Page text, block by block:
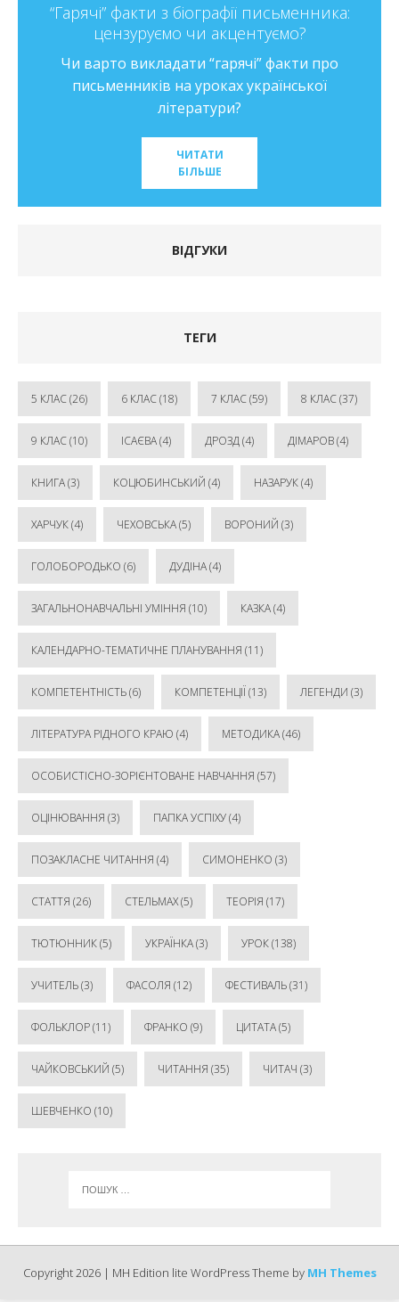
“Гарячі” факти з біографії письменника:
цензуруємо чи акцентуємо?
Чи варто викладати “гарячі” факти про
письменників на уроках української
літератури?
ЧИТАТИ
БІЛЬШЕ
ВІДГУКИ
ТЕГИ
5 КЛАС(26) 6 КЛАС(18) 7 КЛАС(59) 8 КЛАС(37)
9 КЛАС(10) ІСАЄВА(4) ДРОЗД(4) ДІМАРОВ(4)
КНИГА(3) КОЦЮБИНСЬКИЙ (4) НАЗАРУК(4)
ХАРЧУК(4) ЧЕХОВСЬКА(5) ВОРОНИЙ (3)
ГОЛОБОРОДЬКО (6) ДУДІНА(4)
ЗАГАЛЬНОНАВЧАЛЬНІ УМІННЯ (10) КАЗКА(4)
КАЛЕНДАРНО-ТЕМАТИЧНЕ ПЛАНУВАННЯ (11)
КОМПЕТЕНТНІСТЬ(6) КОМПЕТЕНЦІЇ (13) ЛЕГЕНДИ (3)
ЛІТЕРАТУРА РІДНОГО КРАЮ (4) МЕТОДИКА(46)
ОСОБИСТІСНО-ЗОРІЄНТОВАНЕ НАВЧАННЯ (57)
ОЦІНЮВАННЯ (3) ПАПКА УСПІХУ(4)
ПОЗАКЛАСНЕ ЧИТАННЯ (4) СИМОНЕНКО (3)
СТАТТЯ (26) СТЕЛЬМАХ(5) ТЕОРІЯ (17)
ТЮТЮННИК(5) УКРАЇНКА(3) УРОК(138)
УЧИТЕЛЬ(3) ФАСОЛЯ (12) ФЕСТИВАЛЬ(31)
ФОЛЬКЛОР(11) ФРАНКО (9) ЦИТАТА(5)
ЧАЙКОВСЬКИЙ (5) ЧИТАННЯ (35) ЧИТАЧ (3)
ШЕВЧЕНКО (10)
Copyright 2026 | MH Edition lite WordPress Theme by MH Themes